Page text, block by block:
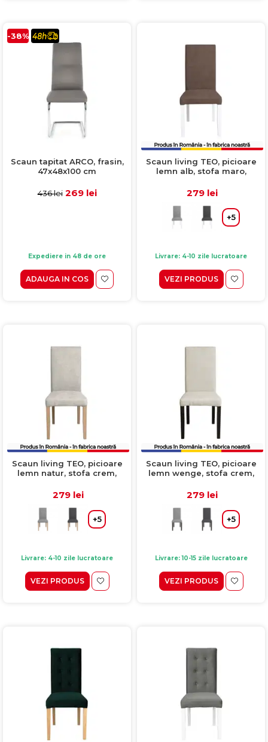
-38%
Scaun tapitat ARCO, frasin,
47x48x100 cm
436 lei 269 lei
Expediere in 48 de ore
ADAUGA IN COS
Scaun living TEO, picioare
lemn alb, stofa maro,
279 lei
+5
Livrare: 4-10 zile lucratoare
VEZI PRODUS
Scaun living TEO, picioare
lemn natur, stofa crem,
279 lei
+5
Livrare: 4-10 zile lucratoare
VEZI PRODUS
Scaun living TEO, picioare
lemn wenge, stofa crem,
279 lei
+5
Livrare: 10-15 zile lucratoare
VEZI PRODUS